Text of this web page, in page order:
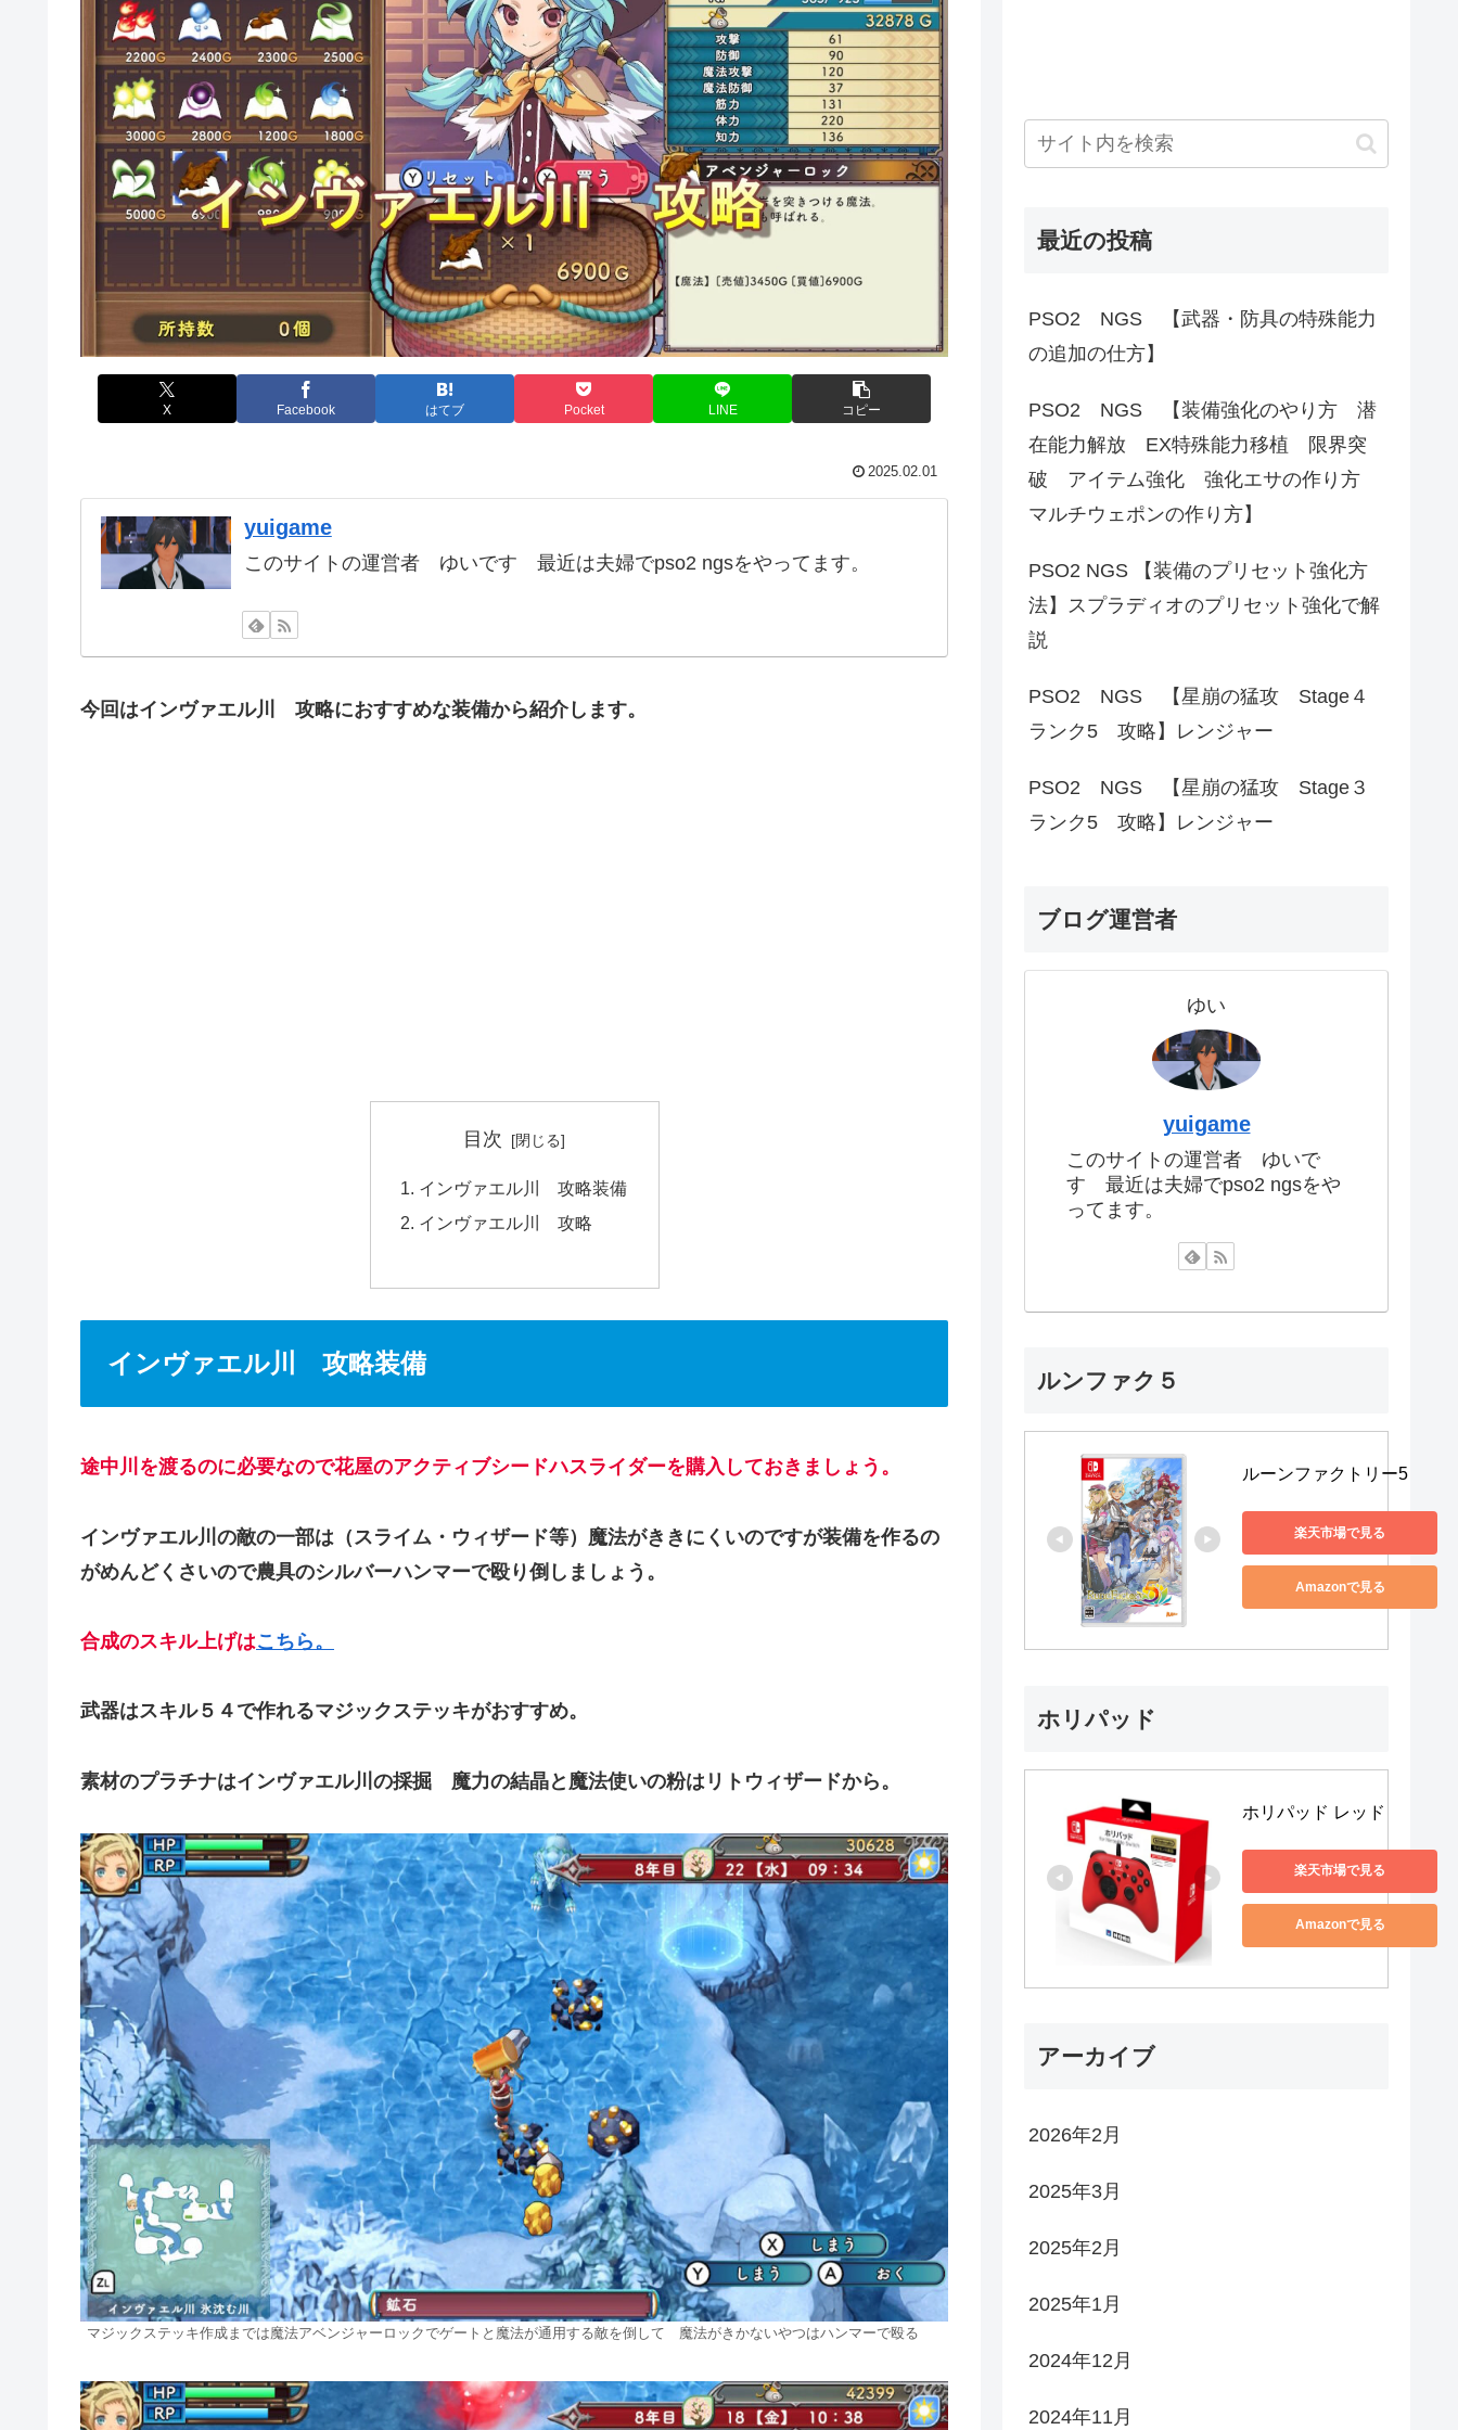
X Facebook はてブ Pocket LINE コピー
2025.02.01
yuigame
このサイトの運営者 ゆいです 最近は夫婦でpso2 ngsをやってます。
今回はインヴァエル川 攻略におすすめな装備から紹介します。
目次
インヴァエル川 攻略装備
インヴァエル川 攻略
インヴァエル川 攻略装備
途中川を渡るのに必要なので花屋のアクティブシードハスライダーを購入しておきましょう。
インヴァエル川の敵の一部は（スライム・ウィザード等）魔法がききにくいのですが装備を作るの
がめんどくさいので農具のシルバーハンマーで殴り倒しましょう。
合成のスキル上げはこちら。
武器はスキル５４で作れるマジックステッキがおすすめ。
素材のプラチナはインヴァエル川の採掘 魔力の結晶と魔法使いの粉はリトウィザードから。
マジックステッキ作成までは魔法アベンジャーロックでゲートと魔法が通用する敵を倒して 魔法がきかないやつはハンマーで殴る
最近の投稿
PSO2 NGS 【武器・防具の特殊能力
の追加の仕方】
PSO2 NGS 【装備強化のやり方 潜
在能力解放 EX特殊能力移植 限界突
破 アイテム強化 強化エサの作り方
マルチウェポンの作り方】
PSO2 NGS 【装備のプリセット強化方
法】スプラディオのプリセット強化で解
説
PSO2 NGS 【星崩の猛攻 Stage４
ランク5 攻略】レンジャー
PSO2 NGS 【星崩の猛攻 Stage３
ランク5 攻略】レンジャー
ブログ運営者
ゆい
yuigame
このサイトの運営者 ゆいで
す 最近は夫婦でpso2 ngsをや
ってます。
ルンファク５
ルーンファクトリー5
楽天市場で見る
Amazonで見る
ホリパッド
ホリパッド レッド
楽天市場で見る
Amazonで見る
アーカイブ
2026年2月
2025年3月
2025年2月
2025年1月
2024年12月
2024年11月